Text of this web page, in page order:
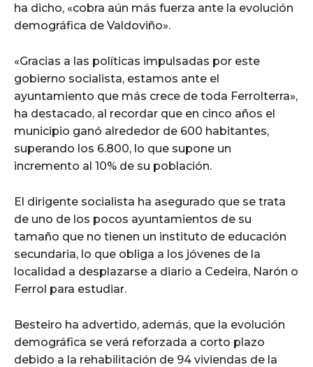
ha dicho, «cobra aún más fuerza ante la evolución
demográfica de Valdoviño».
«Gracias a las políticas impulsadas por este
gobierno socialista, estamos ante el
ayuntamiento que más crece de toda Ferrolterra»,
ha destacado, al recordar que en cinco años el
municipio ganó alrededor de 600 habitantes,
superando los 6.800, lo que supone un
incremento al 10% de su población.
El dirigente socialista ha asegurado que se trata
de uno de los pocos ayuntamientos de su
tamaño que no tienen un instituto de educación
secundaria, lo que obliga a los jóvenes de la
localidad a desplazarse a diario a Cedeira, Narón o
Ferrol para estudiar.
Besteiro ha advertido, además, que la evolución
demográfica se verá reforzada a corto plazo
debido a la rehabilitación de 94 viviendas de la